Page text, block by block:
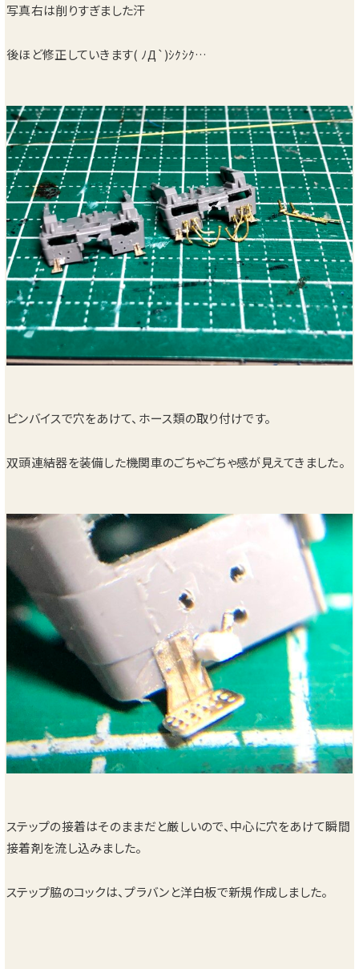
写真右は削りすぎました汗
後ほど修正していきます( ﾉД`)ｼｸｼｸ…
ピンバイスで穴をあけて、ホース類の取り付けです。
双頭連結器を装備した機関車のごちゃごちゃ感が見えてきました。
ステップの接着はそのままだと厳しいので、中心に穴をあけて瞬間
接着剤を流し込みました。
ステップ脇のコックは、プラバンと洋白板で新規作成しました。